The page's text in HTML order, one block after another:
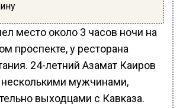
место около 3 часов ночи на
проспекте, у ресторана
24-летний Азамат Каиров
мужчинами,
выходцами с Кавказа.